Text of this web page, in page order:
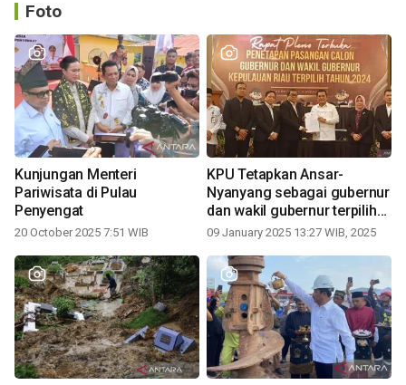
Foto
Kunjungan Menteri
Pariwisata di Pulau
Penyengat
20 October 2025 7:51 WIB
KPU Tetapkan Ansar-
Nyanyang sebagai gubernur
dan wakil gubernur terpilih
periode 2025-2030
09 January 2025 13:27 WIB, 2025